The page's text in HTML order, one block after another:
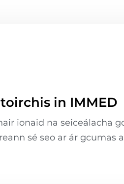
in IMMED
ionaid na seiceálacha
sé seo ar ár